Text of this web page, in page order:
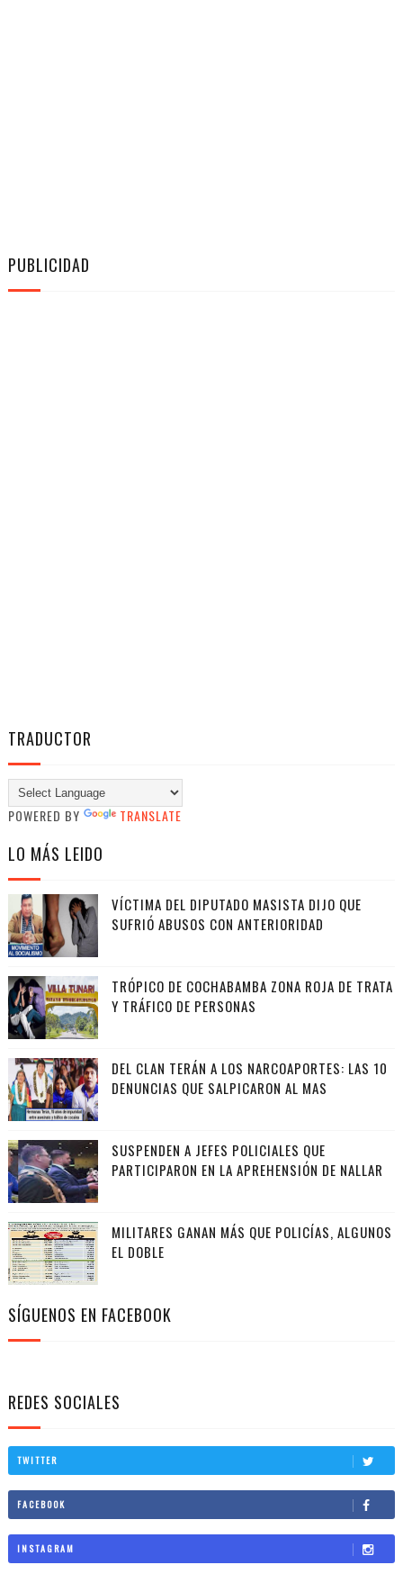
PUBLICIDAD
TRADUCTOR
POWERED BY TRANSLATE
LO MÁS LEIDO
VÍCTIMA DEL DIPUTADO MASISTA DIJO QUE
SUFRIÓ ABUSOS CON ANTERIORIDAD
TRÓPICO DE COCHABAMBA ZONA ROJA DE TRATA
Y TRÁFICO DE PERSONAS
DEL CLAN TERÁN A LOS NARCOAPORTES: LAS 10
DENUNCIAS QUE SALPICARON AL MAS
SUSPENDEN A JEFES POLICIALES QUE
PARTICIPARON EN LA APREHENSIÓN DE NALLAR
MILITARES GANAN MÁS QUE POLICÍAS, ALGUNOS
EL DOBLE
SÍGUENOS EN FACEBOOK
REDES SOCIALES
TWITTER
FACEBOOK
INSTAGRAM